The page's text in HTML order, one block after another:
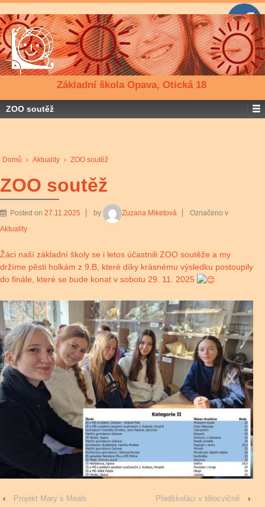
Základní škola Opava, Otická 18
ZOO soutěž
Domů › Aktuality › ZOO soutěž
ZOO soutěž
Posted on 27.11.2025 by Zuzana Miketová
Označeno v
Aktuality
Žáci naší základní školy se i letos účastnili ZOO soutěže a my
držíme pěsti holkám z 9.B, které díky krásnému výsledku postoupily
do finále, které se bude konat v sobotu 29. 11. 2025
‹ Projekt Mary´s Meals Předškoláci v tělocvičně ›